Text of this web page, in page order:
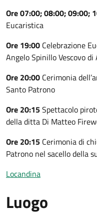
Ore 07:00; 08:00; 09:00;
Eucaristica
Ore 19:00 Celebrazione
Angelo Spinillo Vescovo
Ore 20:00 Cerimonia
Santo Patrono
Ore 20:15Spettacolo
della ditta Di Matteo
Ore 20:15 Cerimonia di
Patrono nel sacello della
Locandina
Luogo